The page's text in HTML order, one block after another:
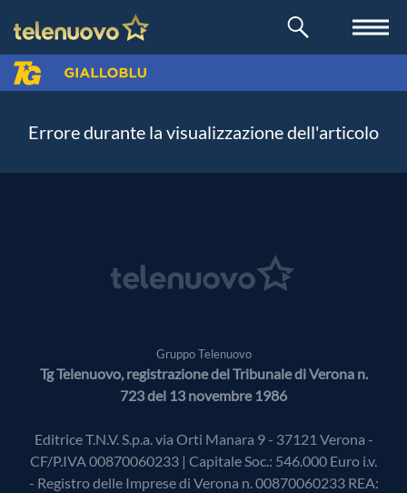
Errore durante la visualizzazione dell'articolo
Gruppo Telenuovo
Tg Telenuovo, registrazione del Tribunale di Verona n.
723 del 13 novembre 1986
Editrice T.N.V. S.p.a. via Orti Manara 9 - 37121 Verona -
CF/P.IVA 00870060233 | Capitale Soc.: 546.000 Euro i.v.
- Registro delle Imprese di Verona n. 00870060233 REA: